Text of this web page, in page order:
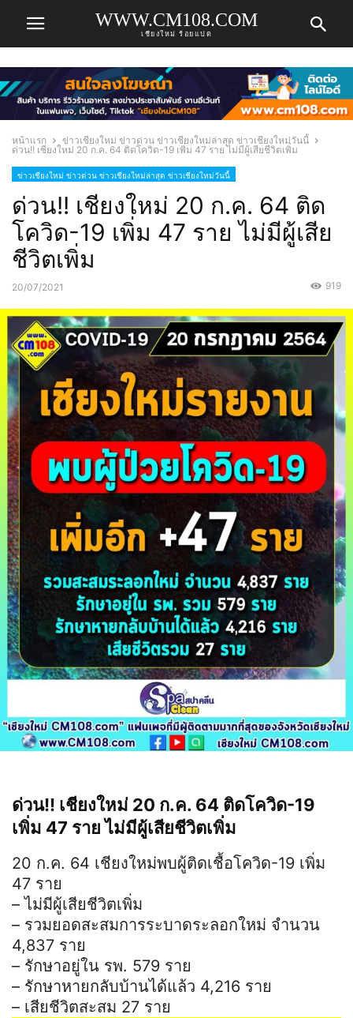
WWW.CM108.COM
เชียงใหม่ ร้อยแปด
หน้าแรก
ข่าวเชียงใหม่ ข่าวด่วน ข่าวเชียงใหม่ล่าสุด ข่าวเชียงใหม่วันนี้
ด่วน!! เชียงใหม่ 20 ก.ค. 64 ติดโควิด-19 เพิ่ม 47 ราย ไม่มีผู้เสียชีวิตเพิ่ม
ข่าวเชียงใหม่ ข่าวด่วน ข่าวเชียงใหม่ล่าสุด ข่าวเชียงใหม่วันนี้
ด่วน!! เชียงใหม่ 20 ก.ค. 64 ติด
โควิด-19 เพิ่ม 47 ราย ไม่มีผู้เสีย
ชีวิตเพิ่ม
20/07/2021 919
ด่วน!! เชียงใหม่ 20 ก.ค. 64 ติดโควิด-19
เพิ่ม 47 ราย ไม่มีผู้เสียชีวิตเพิ่ม
20 ก.ค. 64 เชียงใหม่พบผู้ติดเชื้อโควิด-19 เพิ่ม
47 ราย
– ไม่มีผู้เสียชีวิตเพิ่ม
– รวมยอดสะสมการระบาดระลอกใหม่ จำนวน
4,837 ราย
– รักษาอยู่ใน รพ. 579 ราย
– รักษาหายกลับบ้านได้แล้ว 4,216 ราย
– เสียชีวิตสะสม 27 ราย